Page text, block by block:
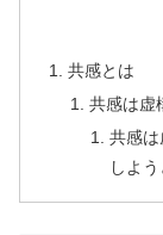
共感とは
共感は虚
共感
しよ